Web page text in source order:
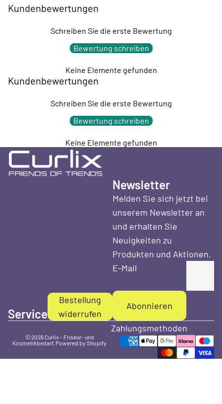
Kundenbewertungen
Schreiben Sie die erste Bewertung
Bewertung schreiben
Keine Elemente gefunden
Kundenbewertungen
Schreiben Sie die erste Bewertung
Bewertung schreiben
Keine Elemente gefunden
Service
Bestellung
widerrufen
Newsletter
Melden Sie sich jetzt bei
unserem Newsletter an
und erhalten Sie
Neuigkeiten zu
Produkten und Aktionen.
E-Mail
Abonnieren
© 2026Curlix - Friseur- und
Kosmetikbedarf, Powered by Shopify
Zahlungsmethoden